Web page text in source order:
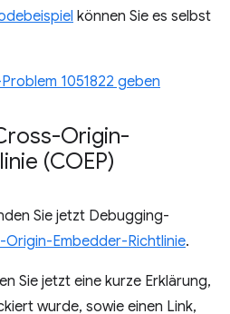
können Sie es selbst
1051822 geben
Origin-
(COEP)
Sie jetzt Debugging-
Origin-Embedder-Richtlinie.
Sie jetzt eine kurze Erklärung,
wurde, sowie einen Link,